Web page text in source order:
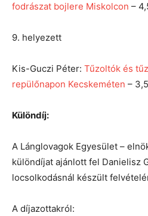
fodrászat bojlere Miskolcon –
9. helyezett
Kis-Guczi Péter: Tűzoltók és
repülőnapon Kecskeméten –
Különdíj:
A Lánglovagok Egyesület –
különdíjat ajánlott fel Danielisz
locsolkodásnál készült
A díjazottakról: